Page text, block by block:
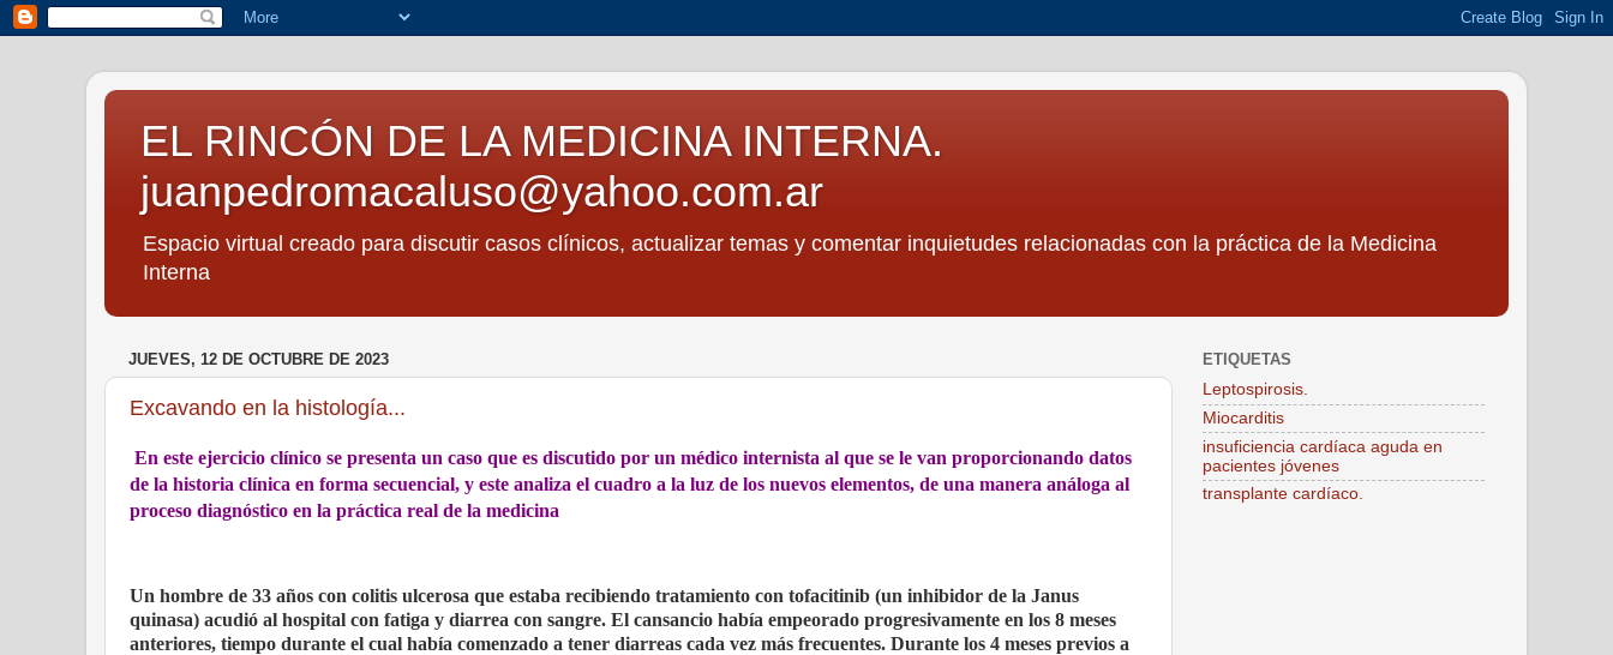
EL RINCÓN DE LA MEDICINA INTERNA.
juanpedromacaluso@yahoo.com.ar
Espacio virtual creado para discutir casos clínicos, actualizar temas y comentar inquietudes relacionadas con la práctica de la Medicina
Interna
JUEVES, 12 DE OCTUBRE DE 2023
Excavando en la histología...
En este ejercicio clínico se presenta un caso que es discutido por un médico internista al que se le van proporcionando datos
de la historia clínica en forma secuencial, y este analiza el cuadro a la luz de los nuevos elementos, de una manera análoga al
proceso diagnóstico en la práctica real de la medicina
Un hombre de 33 años con colitis ulcerosa que estaba recibiendo tratamiento con tofacitinib (un inhibidor de la Janus
quinasa) acudió al hospital con fatiga y diarrea con sangre. El cansancio había empeorado progresivamente en los 8 meses
anteriores, tiempo durante el cual había comenzado a tener diarreas cada vez más frecuentes. Durante los 4 meses previos a
ETIQUETAS
Leptospirosis.
Miocarditis
insuficiencia cardíaca aguda en
pacientes jóvenes
transplante cardíaco.